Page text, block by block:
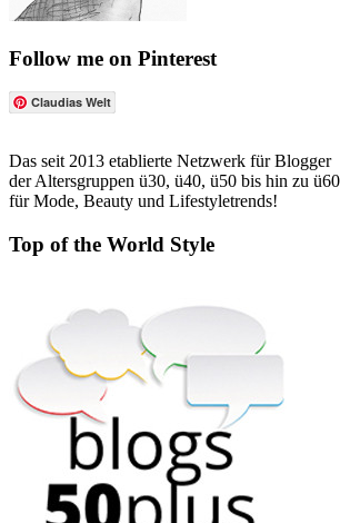
Follow me on Pinterest
Claudias Welt
Das seit 2013 etablierte Netzwerk für Blogger
der Altersgruppen ü30, ü40, ü50 bis hin zu
für Mode, Beauty und Lifestyletrends!
Top of the World Style